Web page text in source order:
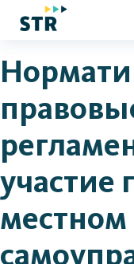
участие
местном